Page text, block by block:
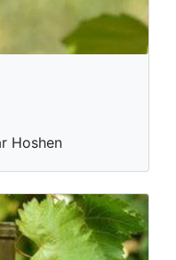
Hoshen